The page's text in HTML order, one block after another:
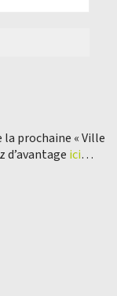
prochaine « Ville
d’avantage ici…